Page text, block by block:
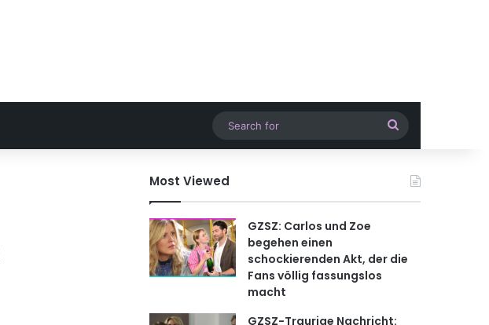
for
Most Viewed
GZSZ: Carlos und Zoe
begehen einen
schockierenden Akt, der die
Fans völlig fassungslos
macht
GZSZ-Traurige Nachricht: